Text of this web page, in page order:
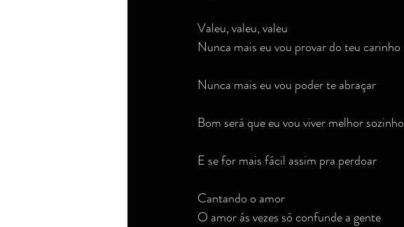
Valeu, valeu, valeu
Nunca mais eu vou provar do teu carinho
Nunca mais eu vou poder te abraçar
Bom será que eu vou viver melhor sozinho
E se for mais fácil assim pra perdoar
Cantando o amor
O amor ás vezes só confunde a gente